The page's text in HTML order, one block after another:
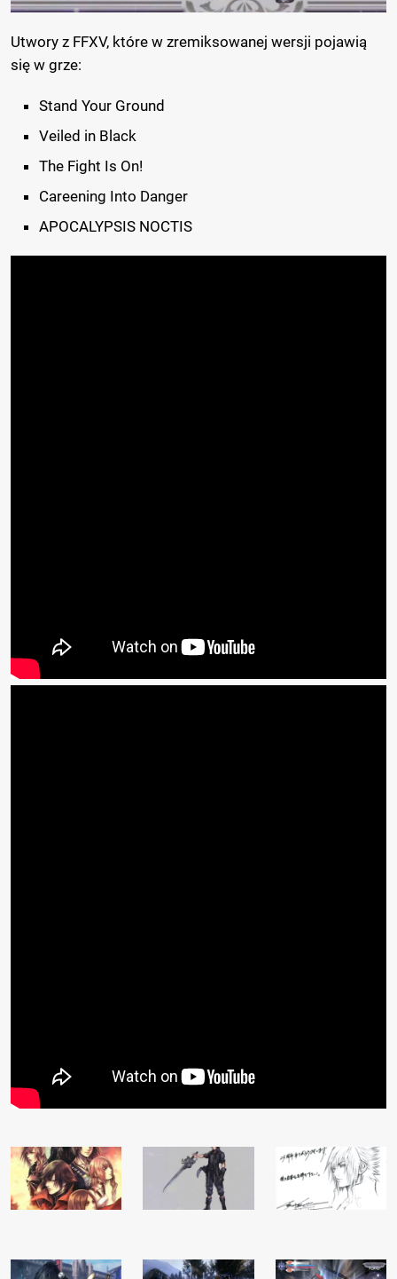
Utwory z FFXV, które w zremiksowanej wersji pojawią
się w grze:
Stand Your Ground
Veiled in Black
The Fight Is On!
Careening Into Danger
APOCALYPSIS NOCTIS